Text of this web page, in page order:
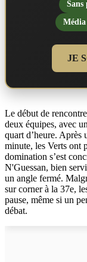
Sans
JE
Le début de
deux équipes, avec
quart d’heure. Après
minute, les Verts ont
domination s’est
N'Guessan, bien
un angle fermé.
sur corner à la 37e,
pause, même si un
débat.